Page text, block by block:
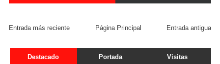
Entrada más reciente Entrada antigua
Página Principal
Destacado Portada Visitas